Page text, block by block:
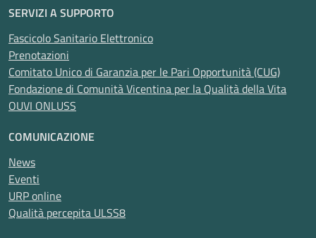
SERVIZI A SUPPORTO
Fascicolo Sanitario Elettronico
Prenotazioni
Comitato Unico di Garanzia per le Pari Opportunità (CUG)
Fondazione di Comunità Vicentina per la Qualità della Vita
OUVI ONLUSS
COMUNICAZIONE
News
Eventi
URP online
Qualità percepita ULSS8